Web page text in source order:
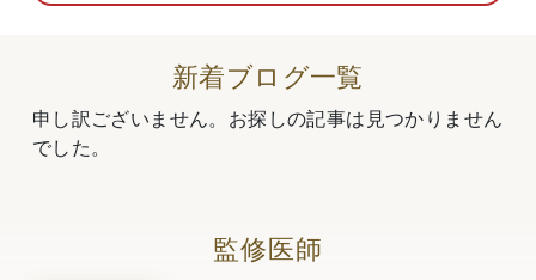
新着ブログ一覧
申し訳ございません。お探しの記事は見つかりません
でした。
監修医師